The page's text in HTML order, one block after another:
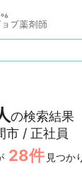
の検索結果
市 / 正社員
28件 見つか